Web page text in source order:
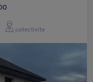
collectivite